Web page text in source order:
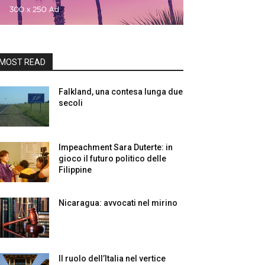
READ
Falkland, una contesa lunga due
secoli
Impeachment Sara Duterte: in
gioco il futuro politico delle
Filippine
Nicaragua: avvocati nel mirino
Il ruolo dell’Italia nel vertice